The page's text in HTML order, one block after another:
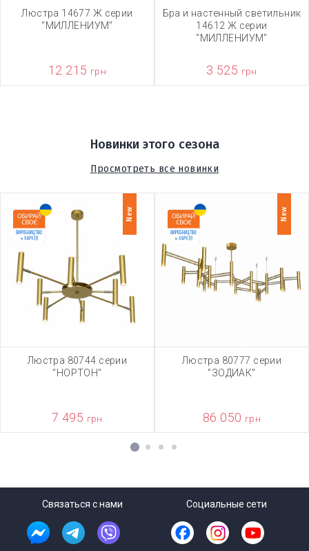
Люстра 14677 Ж серии
"МИЛЛЕНИУМ"
12 215 грн
Бра и настенный светильник
14612 Ж серии
"МИЛЛЕНИУМ"
3 525 грн
Новинки этого сезона
Просмотреть все новинки
New
Люстра 80744 серии
"НОРТОН"
7 495 грн
New
Люстра 80777 серии
"ЗОДИАК"
86 050 грн
1 2 3 4
Связаться с нами Социальные сети